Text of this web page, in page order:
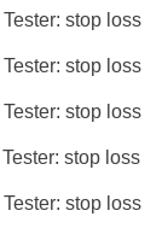
stop loss
stop loss
stop loss
stop loss
stop loss